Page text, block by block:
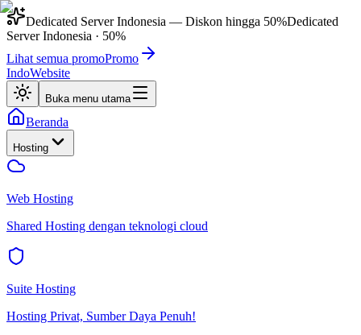
Dedicated Server Indonesia — Diskon hingga 50%Dedicated
Server Indonesia · 50%
Lihat semua promoPromo
IndoWebsite
Buka menu utama
Beranda
Hosting
Web Hosting
Shared Hosting dengan teknologi cloud
Suite Hosting
Hosting Privat, Sumber Daya Penuh!